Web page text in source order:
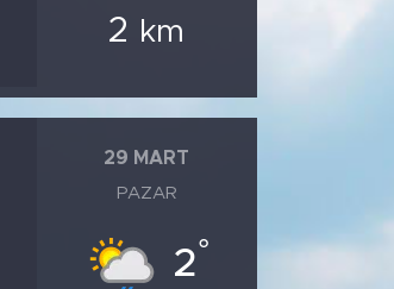
2 km
29 MART
PAZAR
2°